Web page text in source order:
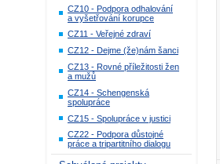
CZ10 - Podpora odhalování
a vyšetřování korupce
CZ11 - Veřejné zdraví
CZ12 - Dejme (že)nám šanci
CZ13 - Rovné příležitosti žen
a mužů
CZ14 - Schengenská
spolupráce
CZ15 - Spolupráce v justici
CZ22 - Podpora důstojné
práce a tripartitního dialogu